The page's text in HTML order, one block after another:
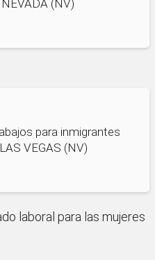
(NV)
para inmigrantes
VEGAS (NV)
laboral para las mujeres